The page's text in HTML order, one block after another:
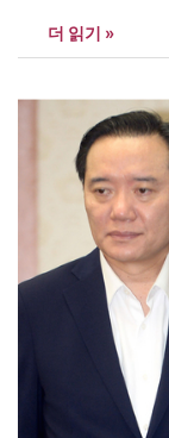
놔둔 내각은 물러
더 읽기 »